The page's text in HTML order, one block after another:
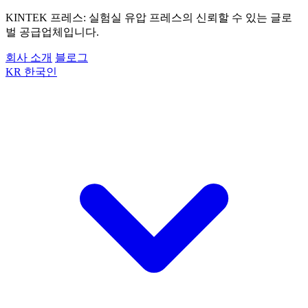
KINTEK 프레스: 실험실 유압 프레스의 신뢰할 수 있는 글로
벌 공급업체입니다.
회사 소개 블로그
KR 한국인